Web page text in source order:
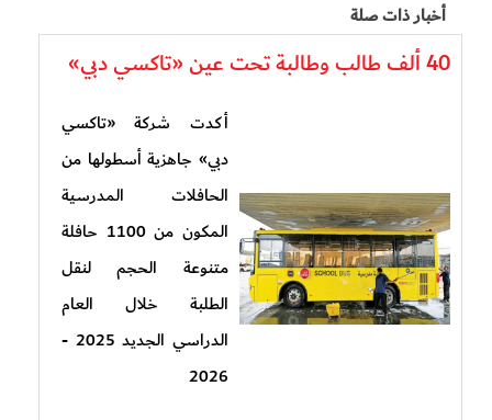
أخبار ذات صلة
40 ألف طالب وطالبة تحت عين «تاكسي دبي»
أكدت شركة «تاكسي
دبي» جاهزية أسطولها من
الحافلات المدرسية
المكون من 1100 حافلة
متنوعة الحجم لنقل
الطلبة خلال العام
الدراسي الجديد 2025 -
2026